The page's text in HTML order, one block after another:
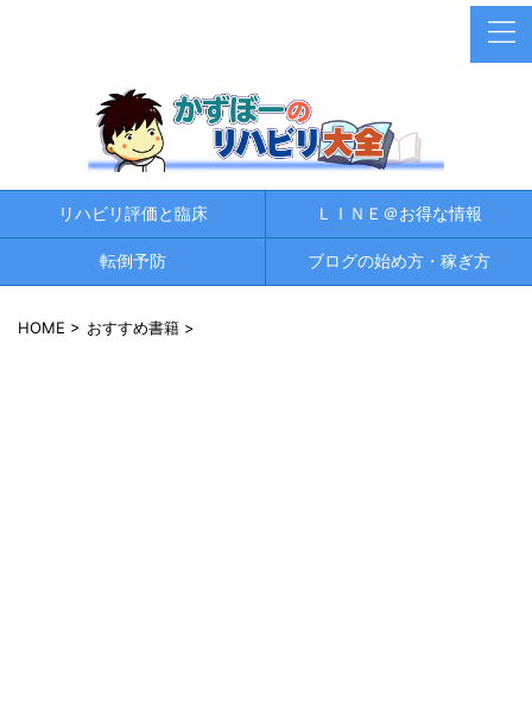
リハビリ評価と臨床 ＬＩＮＥ＠お得な情報
転倒予防 ブログの始め方・稼ぎ方
HOME > おすすめ書籍 >